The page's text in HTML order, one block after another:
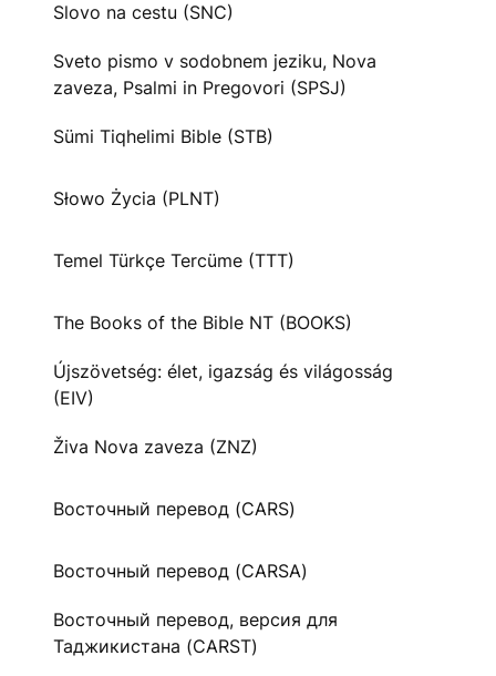
Slovo na cestu (SNC)
Sveto pismo v sodobnem jeziku, Nova
zaveza, Psalmi in Pregovori (SPSJ)
Sümi Tiqhelimi Bible (STB)
Słowo Życia (PLNT)
Temel Türkçe Tercüme (TTT)
The Books of the Bible NT (BOOKS)
Újszövetség: élet, igazság és világosság
(EIV)
Živa Nova zaveza (ZNZ)
Восточный перевод (CARS)
Восточный перевод (CARSA)
Восточный перевод, версия для
Таджикистана (CARST)